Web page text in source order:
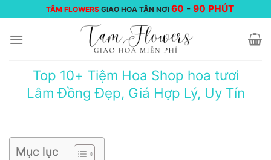
đến
nội
TÂM FLOWERS GIAO HOA TẬN NƠI 60 -90 PHÚT
Top 10+ Tiệm Hoa Shop hoa tươi
Lâm Đồng Đẹp, Giá Hợp Lý, Uy Tín
Mục lục